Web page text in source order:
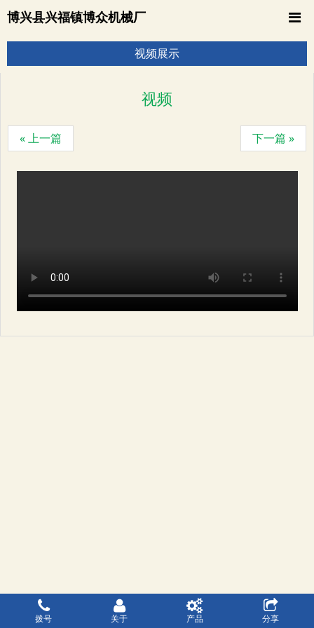
博兴县兴福镇博众机械厂
视频展示
视频
« 上一篇 下一篇 »
拨号 关于 产品 分享